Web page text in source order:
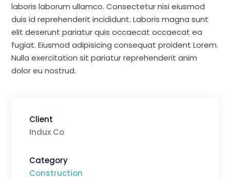
laboris laborum ullamco. Consectetur nisi eiusmod
duis id reprehenderit incididunt. Laboris magna sunt
elit deserunt pariatur quis occaecat occaecat ea
fugiat. Eiusmod adipisicing consequat proident Lorem.
Nulla exercitation sit pariatur reprehenderit anim
dolor eu nostrud.
Client
Indux Co
Category
Construction